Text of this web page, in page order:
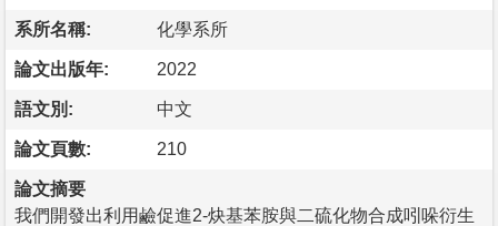
系所名稱: 化學系所
論文出版年: 2022
語文別: 中文
論文頁數: 210
論文摘要
我們開發出利用鹼促進2-炔基苯胺與二硫化物合成吲哚衍生